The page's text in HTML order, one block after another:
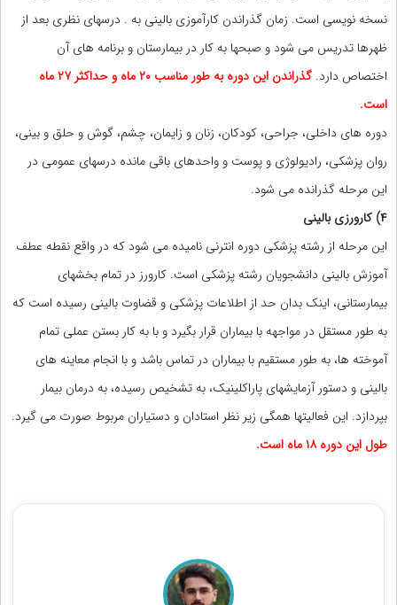
نسخه نویسی است. زمان گذراندن کارآموزی بالینی به . درسهای نظری بعد از
ظهرها تدریس می شود و صبحها به کار در بیمارستان و برنامه های آن
اختصاص دارد.
گذراندن این دوره به طور مناسب ۲۰ ماه و حداکثر ۲۷ ماه
است.
دوره های داخلی، جراحی، کودکان، زنان و زایمان، چشم، گوش و حلق و بینی،
روان پزشکی، رادیولوژی و پوست و واحدهای باقی مانده درسهای عمومی در
این مرحله گذرانده می شود.
۴) کارورزی بالینی
این مرحله از رشته پزشکی دوره انترنی نامیده می شود که در واقع نقطه عطف
آموزش بالینی دانشجویان رشته پزشکی است. کارورز در تمام بخشهای
بیمارستانی، اینک بدان حد از اطلاعات پزشکی و قضاوت بالینی رسیده است که
به طور مستقل در مواجهه با بیماران قرار بگیرد و با به کار بستن عملی تمام
آموخته ها، به طور مستقیم با بیماران در تماس باشد و با انجام معاینه های
بالینی و دستور آزمایشهای پاراکلینیک، به تشخیص رسیده، به درمان بیمار
بپردازد. این فعالیتها همگی زیر نظر استادان و دستیاران مربوط صورت می گیرد.
طول این دوره ۱۸ ماه است.